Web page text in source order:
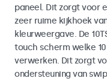
paneel. Dit zorgt voor
zeer ruime kijkhoek
kleurweergave. De
touch scherm welke
verwerken. Dit zorgt
ondersteuning van